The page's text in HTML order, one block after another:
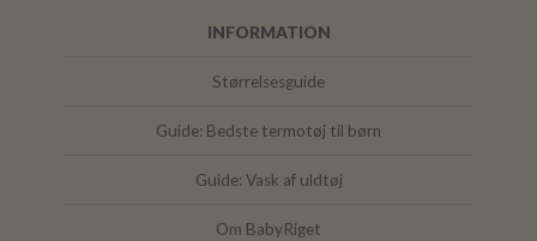
INFORMATION
Størrelsesguide
Guide: Bedste termotøj til børn
Guide: Vask af uldtøj
Om BabyRiget